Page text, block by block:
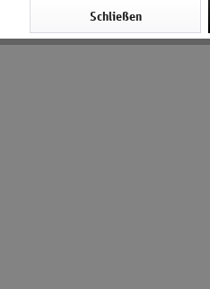
Schließen